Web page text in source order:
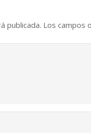
publicada. Los campos